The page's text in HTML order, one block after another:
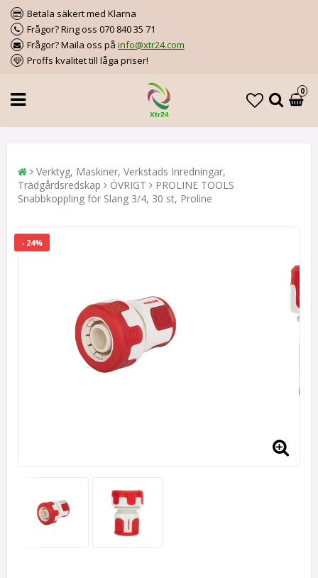
Betala säkert med Klarna
Frågor? Ring oss 070 840 35 71
Frågor? Maila oss på info@xtr24.com
Proffs kvalitet till låga priser!
0
Verktyg, Maskiner, Verkstads Inredningar,
Trädgårdsredskap
ÖVRIGT
PROLINE TOOLS
Snabbkoppling för Slang 3/4, 30 st, Proline
- 24%